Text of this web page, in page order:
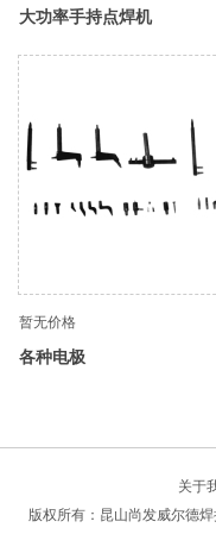
大功率手持点焊机
暂无价格
各种电极
关于
版权所有：昆山尚发威尔德